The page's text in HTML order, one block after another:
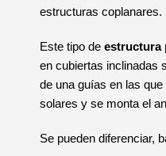
estructuras coplanares.
Este tipo de estructura
en cubiertas inclinadas
de una guías en las
solares y se monta el
Se pueden diferenciar,